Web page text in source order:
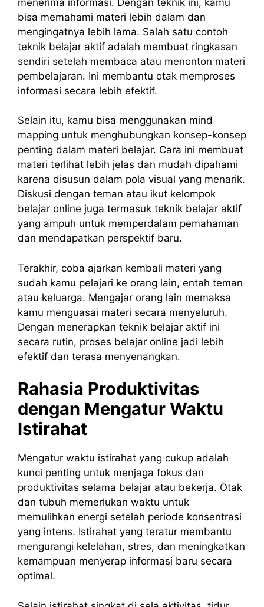
bisa memahami materi lebih dalam dan
mengingatnya lebih lama. Salah satu contoh
teknik belajar aktif adalah membuat ringkasan
sendiri setelah membaca atau menonton materi
pembelajaran. Ini membantu otak memproses
informasi secara lebih efektif.
Selain itu, kamu bisa menggunakan mind
mapping untuk menghubungkan konsep-konsep
penting dalam materi belajar. Cara ini membuat
materi terlihat lebih jelas dan mudah dipahami
karena disusun dalam pola visual yang menarik.
Diskusi dengan teman atau ikut kelompok
belajar online juga termasuk teknik belajar aktif
yang ampuh untuk memperdalam pemahaman
dan mendapatkan perspektif baru.
Terakhir, coba ajarkan kembali materi yang
sudah kamu pelajari ke orang lain, entah teman
atau keluarga. Mengajar orang lain memaksa
kamu menguasai materi secara menyeluruh.
Dengan menerapkan teknik belajar aktif ini
secara rutin, proses belajar online jadi lebih
efektif dan terasa menyenangkan.
Rahasia Produktivitas
dengan Mengatur Waktu
Istirahat
Mengatur waktu istirahat yang cukup adalah
kunci penting untuk menjaga fokus dan
produktivitas selama belajar atau bekerja. Otak
dan tubuh memerlukan waktu untuk
memulihkan energi setelah periode konsentrasi
yang intens. Istirahat yang teratur membantu
mengurangi kelelahan, stres, dan meningkatkan
kemampuan menyerap informasi baru secara
optimal.